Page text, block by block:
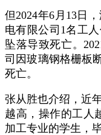
但2024年6月13日
电有限公司1名工
坠落导致死亡。
司因玻璃钢格栅板
死亡。
张从胜也介绍，近
越高，操作的工人
加工专业的学生，